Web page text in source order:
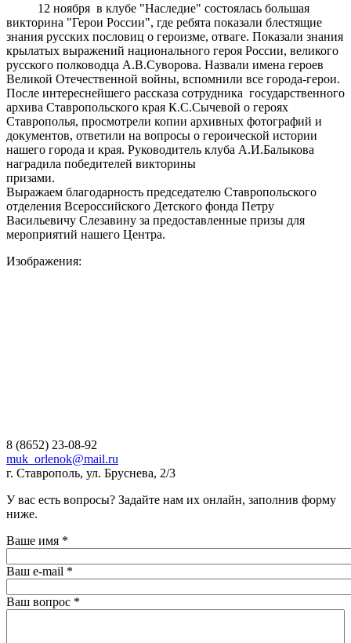
12 ноября в клубе "Наследие" состоялась большая
викторина "Герои России", где ребята показали блестящие
знания русских пословиц о героизме, отваге. Показали знания
крылатых выражений национального героя России, великого
русского полководца А.В.Суворова. Назвали имена героев
Великой Отечественной войны, вспомнили все города-герои.
После интереснейшего рассказа сотрудника государственного
архива Ставропольского края К.С.Сычевой о героях
Ставрополья, просмотрели копии архивных фотографий и
документов, ответили на вопросы о героической истории
нашего города и края. Руководитель клуба А.И.Балыкова
наградила победителей викторины
призами.
Выражаем благодарность председателю Ставропольского
отделения Всероссийского Детского фонда Петру
Васильевичу Слезавину за предоставленные призы для
мероприятий нашего Центра.
Изображения:
8 (8652) 23-08-92
muk_orlenok@mail.ru
г. Ставрополь, ул. Бруснева, 2/3
У вас есть вопросы? Задайте нам их онлайн, заполнив форму
ниже.
Ваше имя *
Ваш e-mail *
Ваш вопрос *